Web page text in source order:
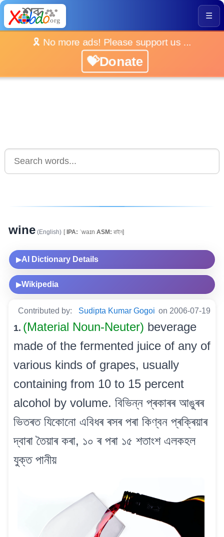
☰
🎗️ No more ads! Please support us ...
💝Donate
wine (English) [IPA: ˈwaɪn ASM: ৱাইন]
▶AI Dictionary Details
▶Wikipedia
Contributed by: Sudipta Kumar Gogoi on 2006-07-19
1. (Material Noun-Neuter) beverage
made of the fermented juice of any of
various kinds of grapes, usually
containing from 10 to 15 percent
alcohol by volume. বিভিন্ন প্ৰকাৰৰ আঙুৰৰ
ভিতৰত যিকোনো এবিধৰ ৰসৰ পৰা কিণ্বন প্ৰক্ৰিয়াৰ
দ্বাৰা তৈয়াৰ কৰা, ১০ ৰ পৰা ১৫ শতাংশ এলকহল
যুক্ত পানীয়